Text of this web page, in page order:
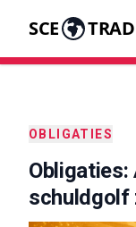
SCE
OBLIGATIES
schuldgolf